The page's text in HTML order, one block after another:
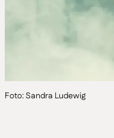
Foto: Sandra Ludewig